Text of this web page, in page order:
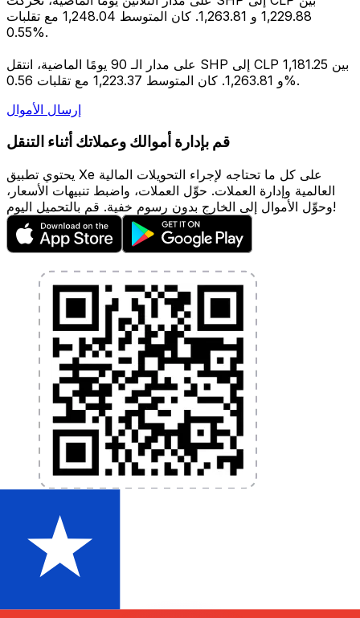
1,229.88 و 1,263.81. كان المتوسط 1,248.04 مع تقلبات
0.55%.
على مدار الـ 90 يومًا الماضية، انتقل SHP إلى CLP بين 1,181.25
و 1,263.81. كان المتوسط 1,223.37 مع تقلبات 0.56%.
إرسال الأموال
قم بإدارة أموالك وعملاتك أثناء التنقل
يحتوي تطبيق Xe على كل ما تحتاجه لإجراء التحويلات المالية
العالمية وإدارة العملات. حوِّل العملات، واضبط تنبيهات الأسعار،
وحوِّل الأموال إلى الخارج بدون رسوم خفية. قم بالتحميل اليوم!